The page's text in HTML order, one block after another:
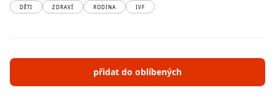
DĚTI ZDRAVÍ RODINA IVF
přidat do oblíbených